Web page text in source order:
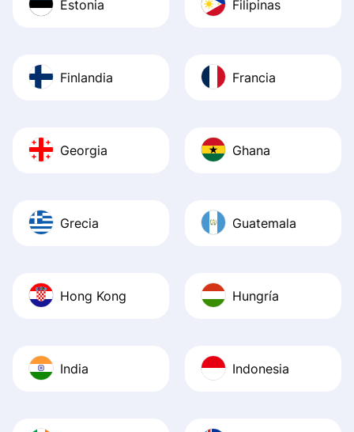
Estonia Filipinas
Finlandia Francia
Georgia Ghana
Grecia Guatemala
Hong Kong Hungría
India Indonesia